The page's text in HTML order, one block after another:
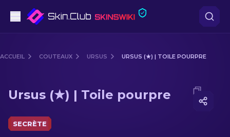
Fusils
Fusils de Précision
ACCUEIL COUTEAUX URSUS URSUS (★) | TOILE POURPRE
Media of Ursus (★) | Toile pourpre
Ursus (★) | Toile pourpre
SECRÈTE